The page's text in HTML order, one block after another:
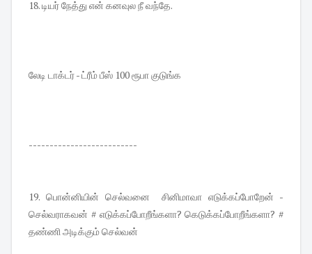
18. டியர் நேத்து என் கனவுல நீ வந்தே.
லேடி டாக்டர் - ட்ரீம் பீஸ் 100 ரூபா குடுங்க
--------------------------
19. பொன்னியின் செல்வனை சினிமாவா எடுக்கப்போறேன் -
செல்வராகவன் # எடுக்கப்போறீங்களா? கெடுக்கப்போறீங்களா? #
தண்ணி அடிக்கும் செல்வன்